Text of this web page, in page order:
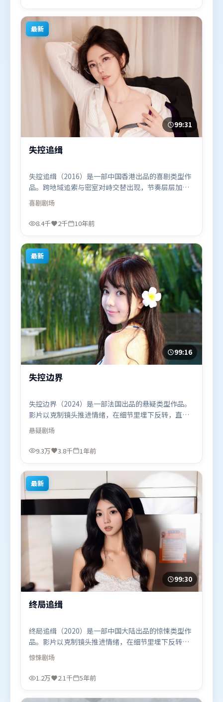
喜欢悬疑题材的观众观看。
最新
99:31
失控追缉
失控追缉（2016）是一部中国香港出品的喜剧类型作
品。跨地域追索与密室对峙交替出现，节奏层层加
码，张力持续上扬。摄影与美术共同营造出强烈地域
气质，增强沉浸感。由克里斯托弗·诺兰执导，秦海
璐、张译、章子怡，长泽雅美等联袂出演。影片于
适合喜欢喜剧题材的观众观看。
喜剧剧场
8.4千 2千 10年前
最新
99:16
失控边界
失控边界（2024）是一部法国出品的悬疑类型作品。
影片以克制镜头推进情绪，在细节里埋下反转，直至
最后一刻才揭开谜底。摄影与美术共同营造出强烈地
域气质，增强沉浸感。由朴赞郁执导，黄渤、王景
春、周迅，易烊千玺、黄政民等联袂出演。影片于
喜欢悬疑题材的观众观看。
悬疑剧场
9.3万 3.8千 1年前
最新
99:30
终局追缉
终局追缉（2020）是一部中国大陆出品的惊悚类型作
品。影片以克制镜头推进情绪，在细节里埋下反转，
直至最后一刻才揭开谜底。群像刻画各有弧光，配角
亦承担叙事推进功能。由冯小刚执导，段奕宏、堺雅
人、白宇，提莫西·查拉米等联袂出演。影片于2020
喜欢惊悚题材的观众观看。
惊悚剧场
1.2万 2.1千 5年前